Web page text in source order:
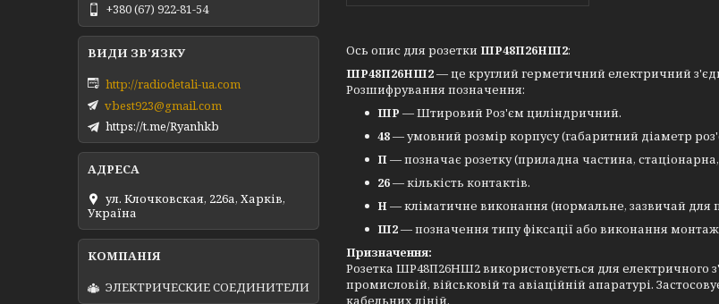
Ось опис для розетки ШР48П26НШ2:
ШР48П26НШ2— це круглий герметичний електричний
Розшифрування позначення:
ШР — Штировий Роз'єм циліндричний.
48— умовний розмір корпусу (габаритний діаметр
П— позначає розетку (приладна частина,
26— кількість контактів.
Н— кліматичне виконання (нормальне, зазвичай для
Ш2— позначення типу фіксації або виконання
Призначення:
Розетка ШР48П26НШ2 використовується для електричного
промисловій, військовій та авіаційній апаратурі.
кабельних ліній.
+380 (67) 922-81-54
http://radiodetali-ua.com
vbest923@gmail.com
https://t.me/Ryanhkb
ул. Клочковская, 226а, Харків,
Україна
ЭЛЕКТРИЧЕСКИЕ СОЕДИНИТЕЛИ